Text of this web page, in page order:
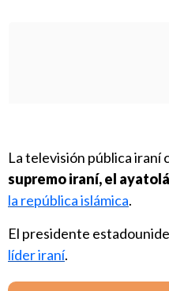
La televisión pública iraní
supremo iraní, el
la república islámica.
El presidente
líder iraní.